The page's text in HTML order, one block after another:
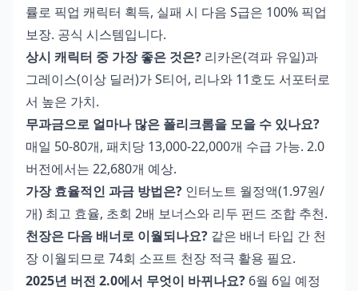
률로 픽업 캐릭터 획득, 실패 시 다음 S급은 100% 픽업
보장. 공식 시스템입니다.
상시 캐릭터 중 가장 좋은 것은? 리카온(격파 유일)과
그레이스(이상 딜러)가 S티어, 리나와 11호도 서포터로
서 높은 가치.
무과금으로 얼마나 많은 폴리크롬을 모을 수 있나요?
매일 50-80개, 패치당 13,000-22,000개 수급 가능. 2.0
버전에서는 22,680개 예상.
가장 효율적인 과금 방법은? 인터노트 월정액(1.97원/
개) 최고 효율, 초회 2배 보너스와 리두 펀드 조합 추천.
천장은 다음 배너로 이월되나요? 같은 배너 타입 간 천
장 이월되므로 74회 소프트 천장 적극 활용 필요.
2025년 버전 2.0에서 무엇이 바뀌나요? 6월 6일 예정